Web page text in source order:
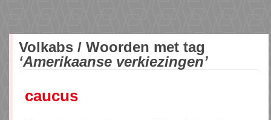
Volkabs / Woorden met tag
‘Amerikaanse verkiezingen’
caucus